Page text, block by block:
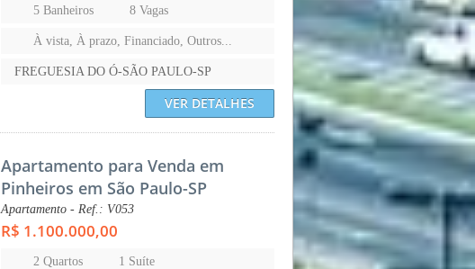
5 Banheiros
8 Vagas
À vista, À prazo, Financiado, Outros...
FREGUESIA DO Ó-SÃO PAULO-SP
VER DETALHES
Apartamento para Venda em
Pinheiros em São Paulo-SP
Apartamento - Ref.: V053
R$ 1.100.000,00
2 Quartos
1 Suíte